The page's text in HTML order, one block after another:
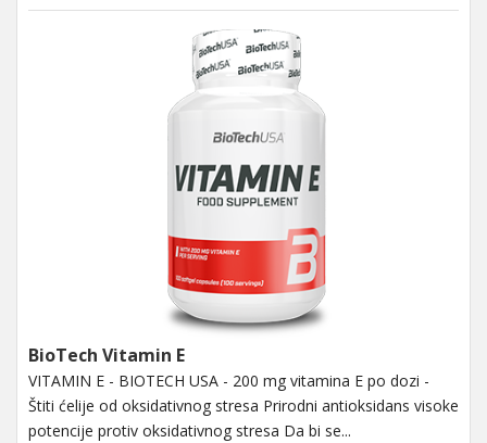
BioTech Vitamin E
VITAMIN E - BIOTECH USA - 200 mg vitamina E po dozi -
Štiti ćelije od oksidativnog stresa Prirodni antioksidans visoke
potencije protiv oksidativnog stresa Da bi se...